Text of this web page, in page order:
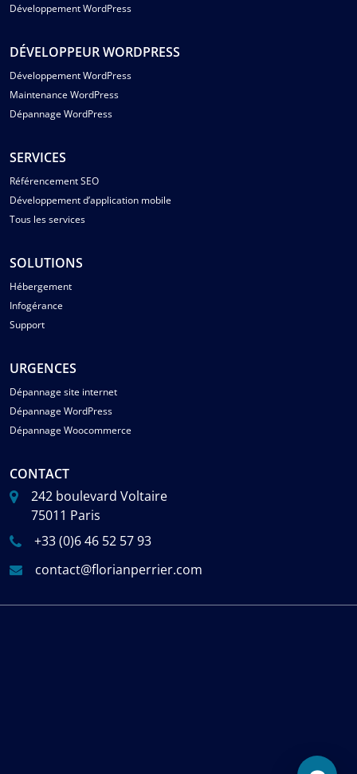
Développement WordPress
DÉVELOPPEUR WORDPRESS
Développement WordPress
Maintenance WordPress
Dépannage WordPress
SERVICES
Référencement SEO
Développement d’application mobile
Tous les services
SOLUTIONS
Hébergement
Infogérance
Support
URGENCES
Dépannage site internet
Dépannage WordPress
Dépannage Woocommerce
CONTACT
242 boulevard Voltaire
75011 Paris
+33 (0)6 46 52 57 93
contact@florianperrier.com